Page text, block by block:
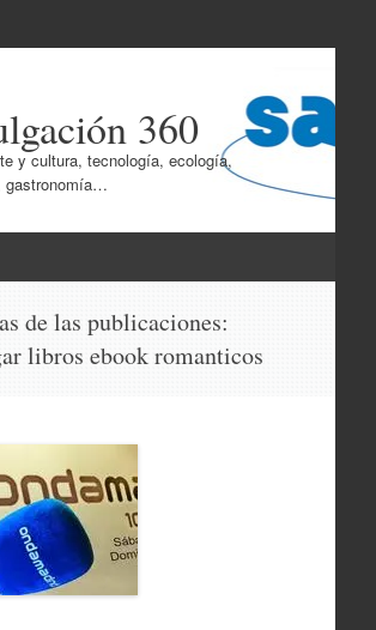
360
y cultura, tecnología, ecología,
gastronomía…
de las publicaciones:
libros ebook romanticos